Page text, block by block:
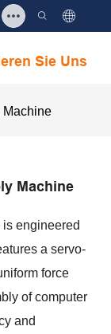
Sie Uns
Machine
Machine
engineered
a servo-
force
of computer
and